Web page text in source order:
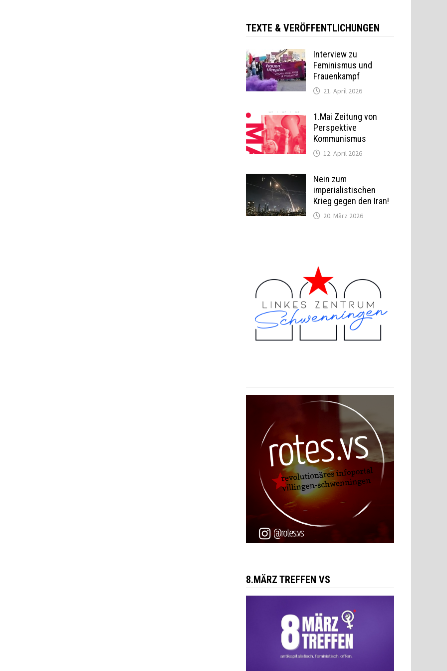
TEXTE & VERÖFFENTLICHUNGEN
Interview zu
Feminismus und
Frauenkampf
21. April 2026
1.Mai Zeitung von
Perspektive
Kommunismus
12. April 2026
Nein zum
imperialistischen
Krieg gegen den Iran!
20. März 2026
8.MÄRZ TREFFEN VS